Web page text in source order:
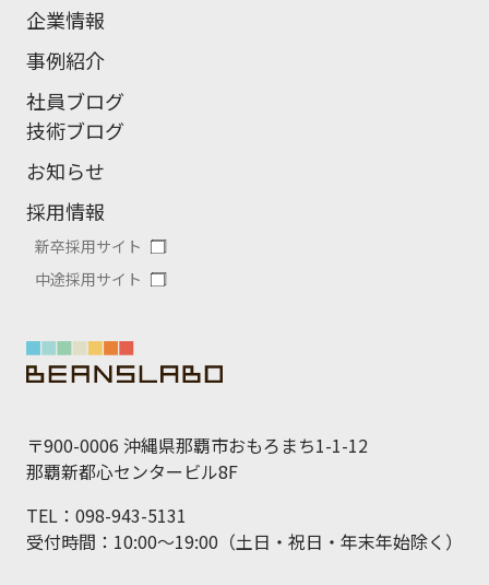
企業情報
事例紹介
社員ブログ
技術ブログ
お知らせ
採用情報
新卒採用サイト
中途採用サイト
〒900-0006 沖縄県那覇市おもろまち1-1-12
那覇新都心センタービル8F
TEL：098-943-5131
受付時間：10:00～19:00（土日・祝日・年末年始除く）